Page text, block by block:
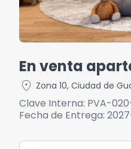
En venta
location_on Zona 10, Ciudad de
Clave Interna: PVA-
Fecha de Entrega: